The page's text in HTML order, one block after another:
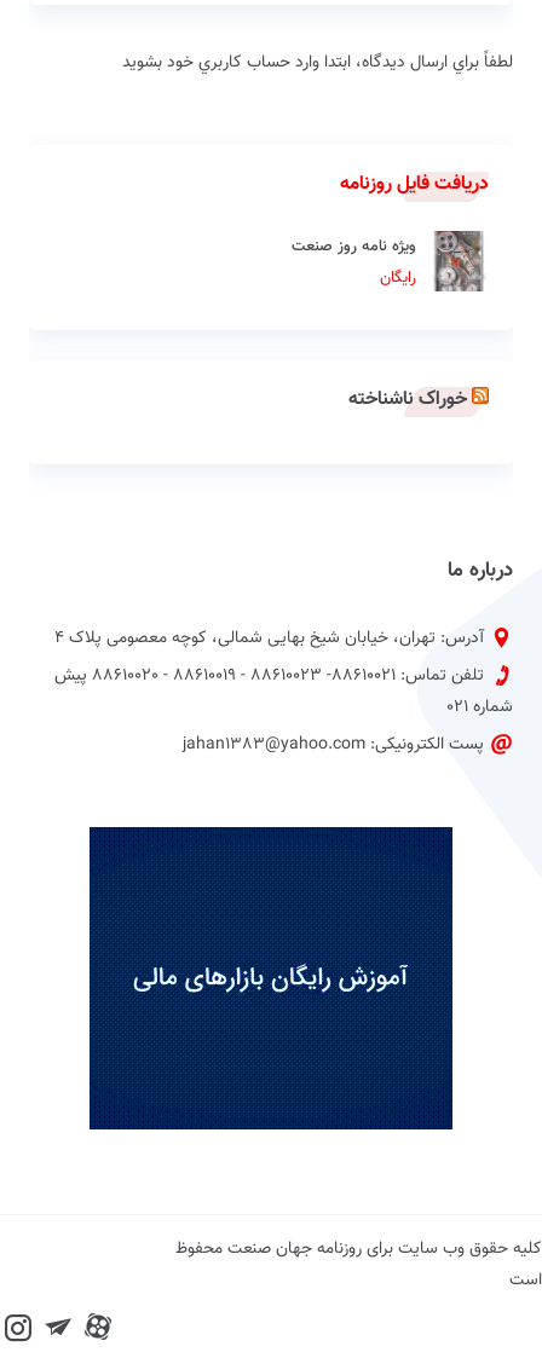
لطفاً براي ارسال دیدگاه، ابتدا وارد حساب كاربري خود بشويد
دریافت فایل روزنامه
ویژه نامه روز صنعت
رایگان
خوراک ناشناخته
درباره ما
آدرس: تهران، خیابان شیخ بهایی شمالی، کوچه معصومی پلاک 4
تلفن تماس: 88610021- 88610023 - 88610019 - 88610020 پیش
شماره 021
پست الکترونیکی: jahan1383@yahoo.com
کلیه حقوق وب سایت برای روزنامه جهان صنعت محفوظ
است